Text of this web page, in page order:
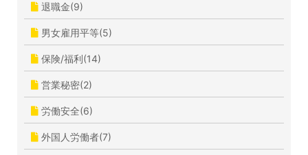
退職金(9)
男女雇用平等(5)
保険/福利(14)
営業秘密(2)
労働安全(6)
外国人労働者(7)